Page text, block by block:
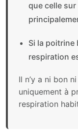
que celle
Si la poitrine
respiration
Il n’y a ni bon
uniquement à
respiration